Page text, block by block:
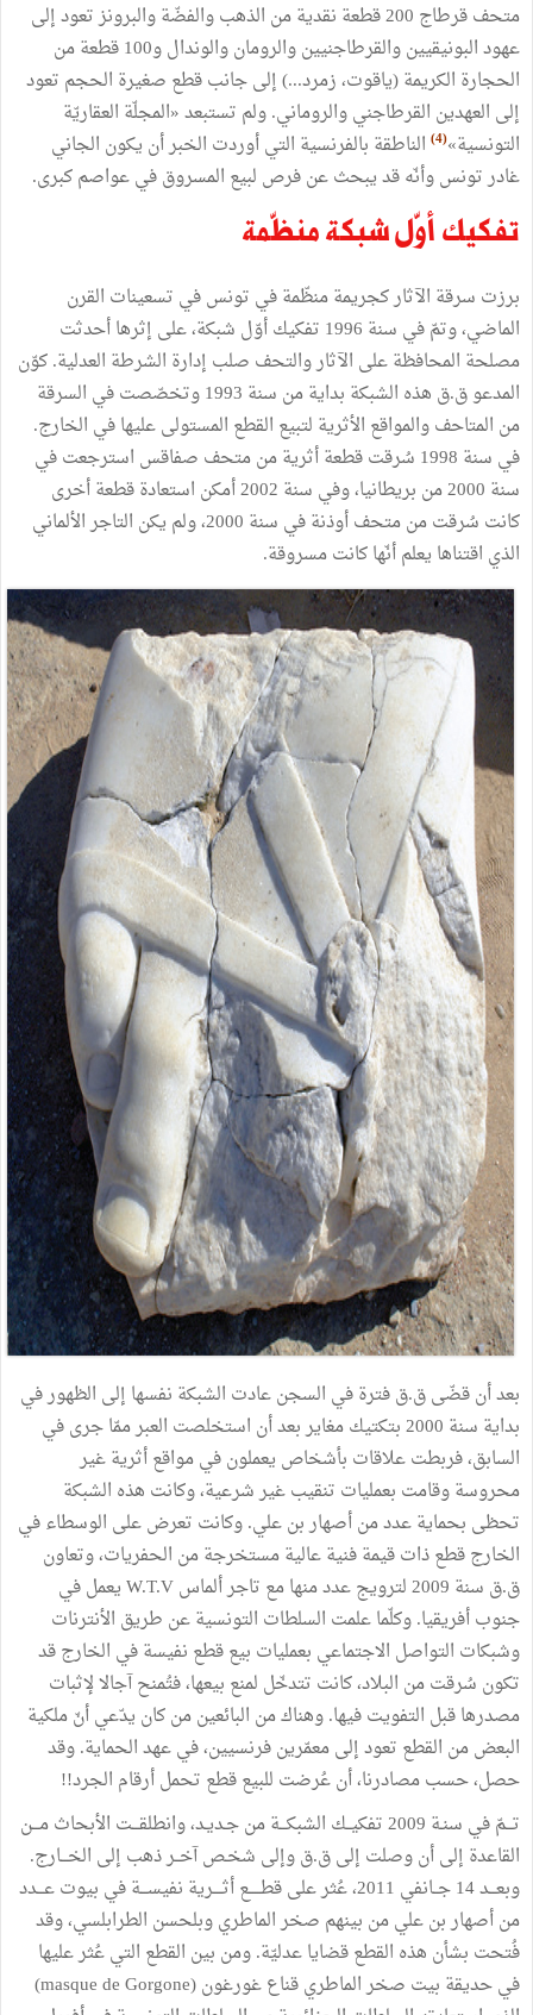
متحفقرطاج 200قطعة نقديةمن الذهبوالفضّةوالبرونزتعودإلى
عهودالبونيقيينوالقرطاجنيينوالرومانوالوندالو100 قطعةمن
الحجارة الكريمة(ياقوت،زمرد...)إلىجانبقطع صغيرة الحجم تعود
إلى العهدين القرطاجنيوالروماني.ولم تستبعد«المجلّة العقاريّة
التونسية»
(
4
) الناطقة بالفرنسية التيأوردت الخبرأن يكون الجاني
غادرتونسوأنّهقديبحثعنفرص لبيع المسروقفيعواصمكبرى.
تفكيك أوّلشبكة منظّمة
برزت سرقة الآثاركجريمةمنظّمةفي تونسفي تسعينات القرن
الماضي،وتمّفي سنة 1996 تفكيكأوّل شبكة،على إثرهاأحدثت
مصلحة المحافظةعلى الآثاروالتحف صلب إدارة الشرطة العدلية.كوّن
المدعوق.ق هذه الشبكة بدايةمن سنة 1993وتخصّصتفي السرقة
من المتاحفوالمواقع الأثرية لتبيع القطع المستولىعليهافي الخارج.
في سنة 1998 سُرقتقطعةأثريةمنمتحف صفاقس استرجعتفي
سنة 2000من بريطانيا،وفي سنة 2002أمكن استعادةقطعةأخرى
كانت سُرقتمنمتحفأوذنةفي سنة 2000، ولم يكن التاجرالألماني
الذي اقتناها يعلمأنّهاكانتمسروقة.
بعدأنقضّىق.قفترةفي السجنعادت الشبكة نفسها إلى الظهورفي
بداية سنة 2000بتكتيكمغايربعدأن استخلصت العبرممّاجرىفي
السابق،فربطتعلاقات بأشخاص يعملونفيمواقعأثريةغير
محروسةوقامت بعمليات تنقيبغيرشرعية،وكانت هذه الشبكة
تحظى بحمايةعددمنأصهاربنعلي.وكانت تعرضعلى الوسطاءفي
الخارجقطعذاتقيمةفنيةعاليةمستخرجةمن الحفريات،وتعاون
ق.ق سنة 2009لترويجعددمنهامع تاجرألماسW.T.Vيعملفي
جنوبأفريقيا.وكلّماعلمت السلطات التونسيةعن طريق الأنترنات
وشبكات التواصل الاجتماعي بعمليات بيعقطع نفيسةفي الخارجقد
تكون سُرقتمن البلاد،كانت تتدخّل لمنع بيعها،فتُمنحآجالالإثبات
مصدرهاقبل التفويتفيها.وهناكمن البائعينمنكان يدّعيأنّملكية
البعضمن القطع تعودإلىمعمّرينفرنسيين،فيعهدالحماية.وقد
حصل،حسبمصادرنا،أنعُرضت للبيعقطع تحملأرقام الجرد!!
تـــمّفي سنـة 2009تفكيــك الشبكـــةمنجـديـد،وانطلقـــت الأبحاثمـــن
القاعدة إلىأنوصلت إلىق.قوإلى شخـصآخــرذهب إلى الخـــارج.
وبعـــد14جــانفي 2011، عُثرعلىقطـــــعأثــــرية نفيســـةفي بيوتعـــدد
منأصهاربنعليمن بينهم صخرالماطريوبلحسن الطرابلسي،وقد
فُتحت بشأن هذه القطعقضاياعدليّة.ومن بين القطع التيعُثرعليها
فيحديقة بيت صخرالماطريقناعغورغون(
masque de Gorgone
)